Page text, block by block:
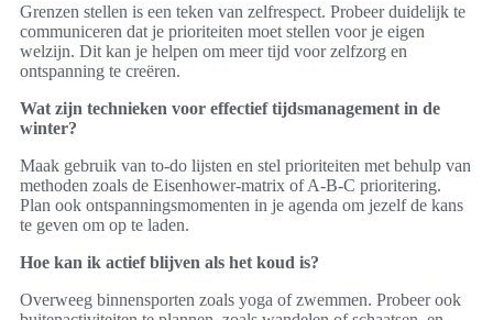
Grenzen stellen is een teken van zelfrespect. Probeer duidelijk te
communiceren dat je prioriteiten moet stellen voor je eigen
welzijn. Dit kan je helpen om meer tijd voor zelfzorg en
ontspanning te creëren.
Wat zijn technieken voor effectief tijdsmanagement in de
winter?
Maak gebruik van to-do lijsten en stel prioriteiten met behulp van
methoden zoals de Eisenhower-matrix of A-B-C prioritering.
Plan ook ontspanningsmomenten in je agenda om jezelf de kans
te geven om op te laden.
Hoe kan ik actief blijven als het koud is?
Overweeg binnensporten zoals yoga of zwemmen. Probeer ook